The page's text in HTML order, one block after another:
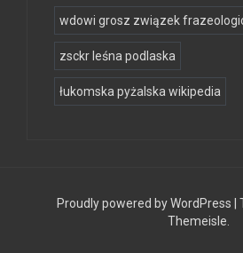
wdowi grosz związek
zsckr leśna podlaska
łukomska pyżalska wikipedia
Proudly powered by WordPress
Themeisle.